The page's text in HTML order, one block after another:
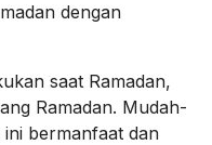
dengan
saat Ramadan,
Ramadan. Mudah-
ini bermanfaat dan